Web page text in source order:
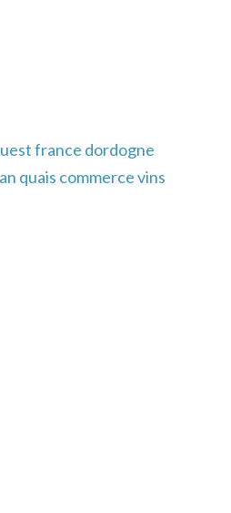
france dordogne
quais commerce vins